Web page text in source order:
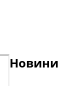
Новини